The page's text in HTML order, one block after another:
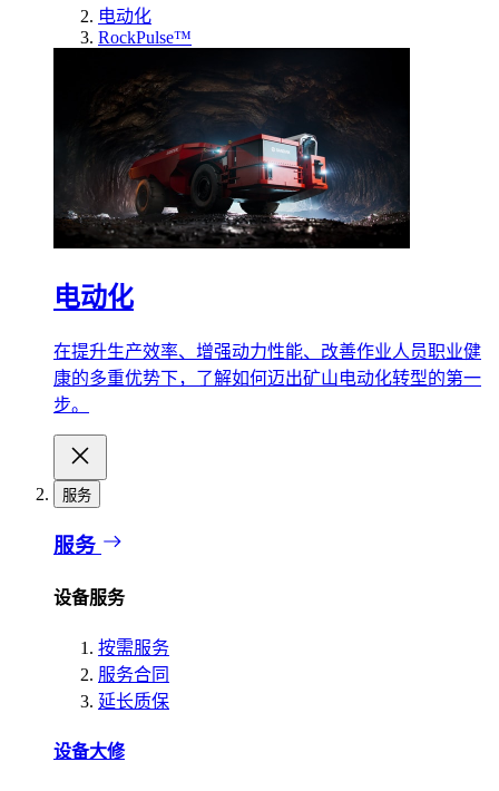
电动化
RockPulse™
电动化
在提升生产效率、增强动力性能、改善作业人员职业健
康的多重优势下，了解如何迈出矿山电动化转型的第一
步。
服务
服务
设备服务
按需服务
服务合同
延长质保
设备大修